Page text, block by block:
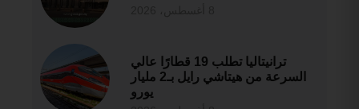
ترانيتاليا تطلب 19 قطارًا عالي
السرعة من هيتاشي رايل بـ2 مليار
يورو